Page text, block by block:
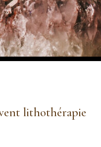
lithothérapie